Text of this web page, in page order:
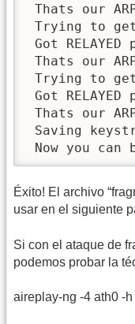
Thats our
Trying to
Got
Thats our
Trying to
Got
Thats our
Saving
Now you
Éxito! El archivo
usar en el siguiente
Si con el ataque de
podemos probar la
aireplay-ng -4 ath0 -